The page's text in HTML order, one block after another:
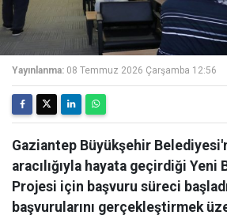
Yayınlanma: 08 Temmuz 2026 Çarşamba 12:56
Gaziantep Büyükşehir
aracılığıyla hayata geçirdiği Yeni
Projesi için başvuru süreci
başvurularını gerçekleştirmek